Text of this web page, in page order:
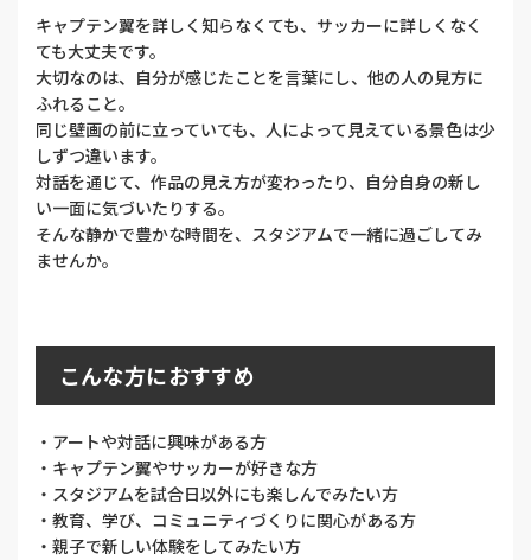
キャプテン翼を詳しく知らなくても、サッカーに詳しくなく
ても大丈夫です。
大切なのは、自分が感じたことを言葉にし、他の人の見方に
ふれること。
同じ壁画の前に立っていても、人によって見えている景色は少
しずつ違います。
対話を通じて、作品の見え方が変わったり、自分自身の新し
い一面に気づいたりする。
そんな静かで豊かな時間を、スタジアムで一緒に過ごしてみ
ませんか。
こんな方におすすめ
・アートや対話に興味がある方
・キャプテン翼やサッカーが好きな方
・スタジアムを試合日以外にも楽しんでみたい方
・教育、学び、コミュニティづくりに関心がある方
・親子で新しい体験をしてみたい方